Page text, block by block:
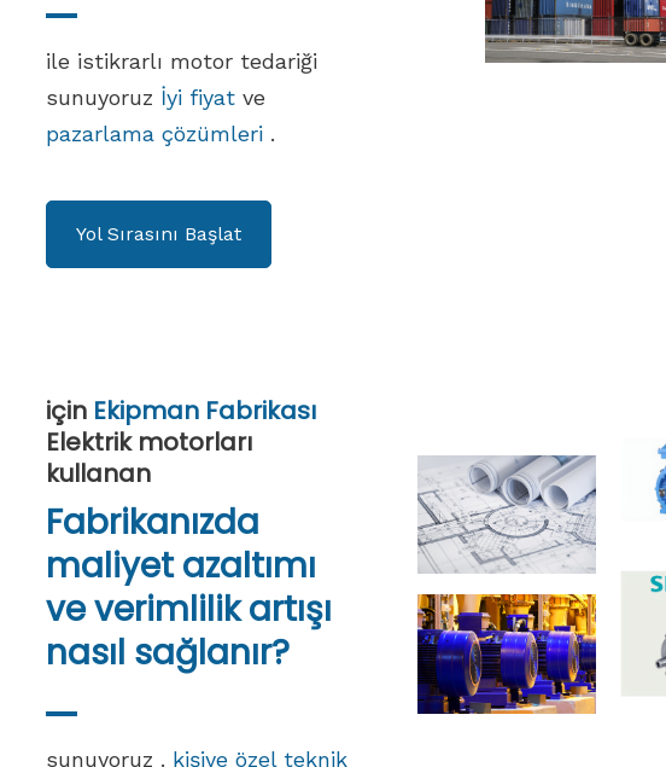
ile istikrarlı motor tedariği
sunuyoruz İyi fiyat ve
pazarlama çözümleri .
Yol Sırasını Başlat
için Ekipman Fabrikası
Elektrik motorları
kullanan
Fabrikanızda
maliyet azaltımı
ve verimlilik artışı
nasıl sağlanır?
sunuyoruz . kişiye özel teknik